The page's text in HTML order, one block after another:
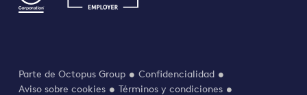
Parte de Octopus Group
Confidencialidad
Aviso sobre cookies
Términos y condiciones